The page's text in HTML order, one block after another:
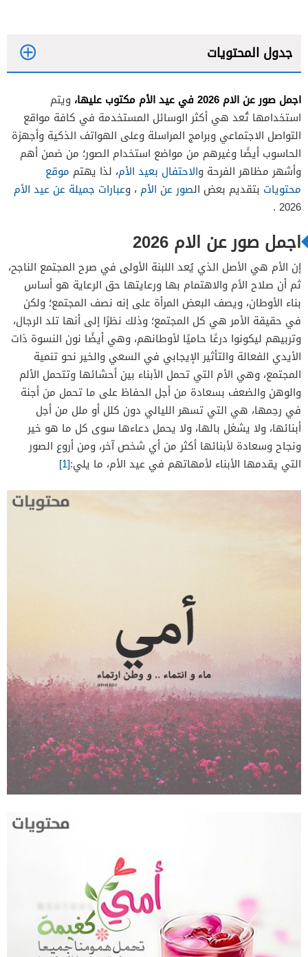
جدول المحتويات
اجمل صور عن الام 2026 في عيد الأم مكتوب عليها،
ويتم
استخدامها تُعد هي أكثر الوسائل المستخدمة في كافة مواقع
التواصل الاجتماعي وبرامج المراسلة وعلى الهواتف الذكية وأجهزة
الحاسوب أيضًا وغيرهم من مواضع استخدام الصور؛ من ضمن أهم
وأشهر مظاهر الفرحة والاحتفال بعيد الأم، لذا يهتم موقع
محتويات بتقديم بعض الصور عن الأم ، وعبارات جميلة عن عيد الأم
2026
.
اجمل صور عن الام 2026
إن الأم هي الأصل الذي يُعد اللبنة الأولى في صرح المجتمع الناجح،
ثم أن صلاح الأم والاهتمام بها ورعايتها حق الرعاية هو أساس
بناء الأوطان، ويصف البعض المرأة على إنه نصف المجتمع؛ ولكن
في حقيقة الأمر هي كل المجتمع؛ وذلك نظرًا إلى أنها تلد الرجال،
وتربيهم ليكونوا درعًا حاميًا لأوطانهم، وهي أيضًا نون النسوة ذات
الأيدي الفعالة والتأثير الإيجابي في السعي والخير نحو تنمية
المجتمع، وهي الأم التي تحمل الأبناء بين أحشائها وتتحمل الألم
والوهن والضعف بسعادة من أجل الحفاظ على ما تحمل من أجنة
في رحِمها، هي التي تسهر الليالي دون كلل أو ملل من أجل
أبنائها، ولا يشغل بالها، ولا يحمل دعاءها سوى كل ما هو خير
ونجاح وسعادة لأبنائها أكثر من أي شخص آخر، ومن أروع الصور
التي يقدمها الأبناء لأمهاتهم في عيد الأم، ما يلي:[1]